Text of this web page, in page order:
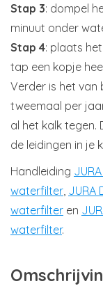
Stap 3: dompel
minuut onder
Stap 4: plaats
tap een kopje
Verder is het van
tweemaal per
al het kalk tegen.
de leidingen in je
Handleiding
waterfilter JURA
waterfilter en
waterfilter.